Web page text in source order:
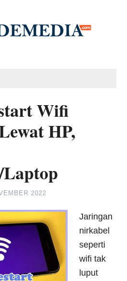
Wifi
HP,
2022
Jaringan
nirkabel
seperti
wifi tak
luput